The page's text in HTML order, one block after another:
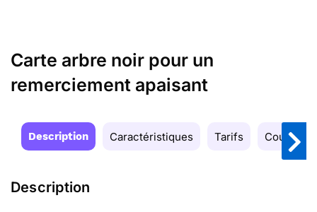
Carte arbre noir pour un
remerciement apaisant
Description Caractéristiques Tarifs Couleurs
Description